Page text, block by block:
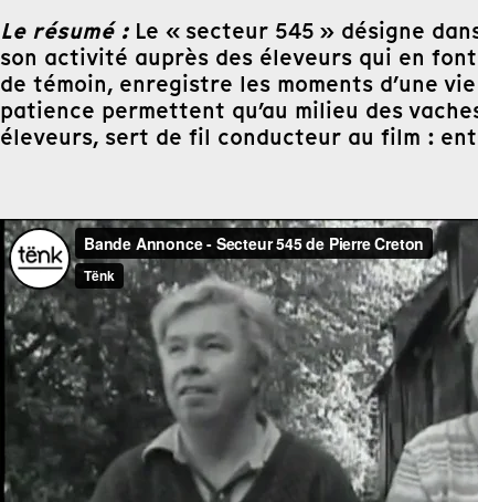
Le résumé :Le « secteur 545 » désigne
son activité auprès des éleveurs qui en
de témoin, enregistre les moments d’une
patience permettent qu’au milieu des
éleveurs, sert de fil conducteur au film :